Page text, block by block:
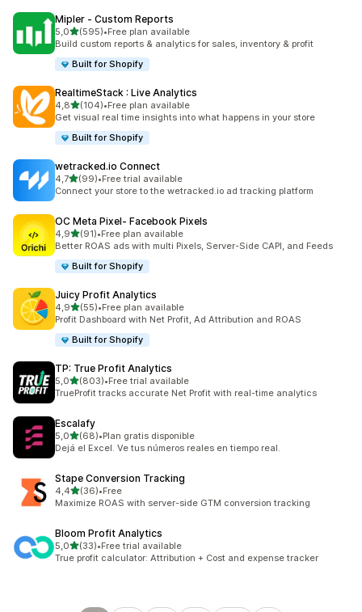
Mipler ‑ Custom Reports
5,0de 5 estrelas
(595)
595 total de avaliações
•Free plan available
Build custom reports & analytics for sales, inventory & profit
Built for Shopify
RealtimeStack : Live Analytics
4,8de 5 estrelas
(104)
104 total de avaliações
•Free plan available
Get visual real time insights into what happens in your store
Built for Shopify
wetracked.io Connect
4,7de 5 estrelas
(99)
99 total de avaliações
•Free trial available
Connect your store to the wetracked.io ad tracking platform
OC Meta Pixel‑ Facebook Pixels
4,9de 5 estrelas
(91)
91 total de avaliações
•Free plan available
Better ROAS ads with multi Pixels, Server-Side CAPI, and Feeds
Built for Shopify
Juicy Profit Analytics
4,9de 5 estrelas
(55)
55 total de avaliações
•Free plan available
Profit Dashboard with Net Profit, Ad Attribution and ROAS
Built for Shopify
TP: True Profit Analytics
5,0de 5 estrelas
(803)
803 total de avaliações
•Free trial available
TrueProfit tracks accurate Net Profit with real-time analytics
Escalafy
5,0de 5 estrelas
(68)
68 total de avaliações
•Plan gratis disponible
Dejá el Excel. Ve tus números reales en tiempo real.
Stape Conversion Tracking
4,4de 5 estrelas
(36)
36 total de avaliações
•Free
Maximize ROAS with server-side GTM conversion tracking
Bloom Profit Analytics
5,0de 5 estrelas
(33)
33 total de avaliações
•Free trial available
True profit calculator: Attribution + Cost and expense tracker